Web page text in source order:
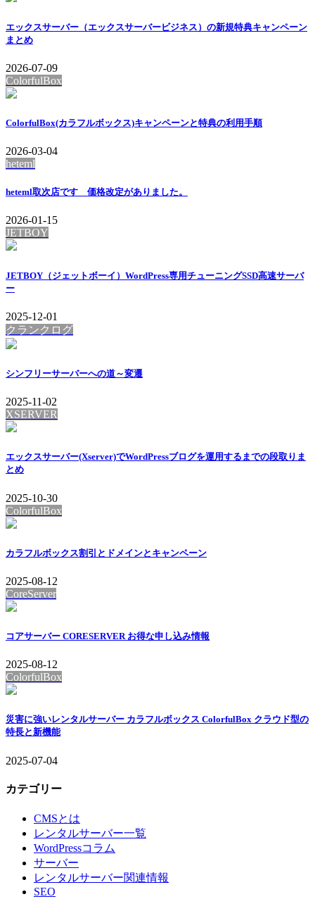
エックスサーバー（エックスサーバービジネス）の新規特典キャンペーン
まとめ
2026-07-09
ColorfulBox
ColorfulBox(カラフルボックス)キャンペーンと特典の利用手順
2026-03-04
heteml
heteml取次店です 価格改定がありました。
2026-01-15
JETBOY
JETBOY（ジェットボーイ）WordPress専用チューニングSSD高速サーバ
ー
2025-12-01
クランクログ
シンフリーサーバーへの道～変遷
2025-11-02
XSERVER
エックスサーバー(Xserver)でWordPressブログを運用するまでの段取りま
とめ
2025-10-30
ColorfulBox
カラフルボックス割引とドメインとキャンペーン
2025-08-12
CoreServer
コアサーバー CORESERVER お得な申し込み情報
2025-08-12
ColorfulBox
災害に強いレンタルサーバー カラフルボックス ColorfulBox クラウド型の
特長と新機能
2025-07-04
カテゴリー
CMSとは
レンタルサーバー一覧
WordPressコラム
サーバー
レンタルサーバー関連情報
SEO